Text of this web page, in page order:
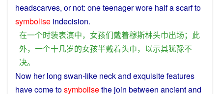
headscarves, or not: one teenagerwore halfascarfto
symbolise indecision.
在一个时装表演中， 女孩们戴着穆斯林头巾出场； 此
外， 一个十几岁的女孩半戴着头巾， 以示其犹豫不
决。
Now herlong swan-like neckand exquisitefeatures
havecome tosymbolisethe join between ancientand